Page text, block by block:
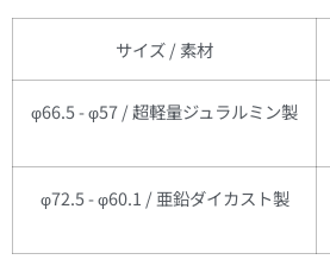
サイズ / 素材
φ66.5 - φ57 / 超軽量ジュラルミン製
φ72.5 - φ60.1 / 亜鉛ダイカスト製